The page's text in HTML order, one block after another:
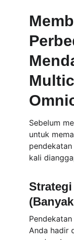
Sebelum
untuk
kali
Pendekatan
Anda hadir